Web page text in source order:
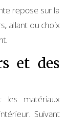
repose sur la
allant du choix
et des
les matériaux
Suivant